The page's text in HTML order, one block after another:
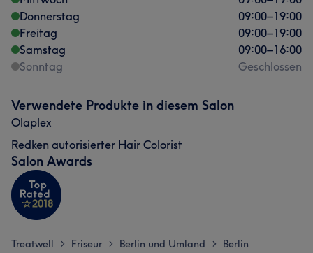
Donnerstag
09:00–19:00
Freitag
09:00–19:00
Samstag
09:00–16:00
Sonntag
Geschlossen
Verwendete Produkte in diesem Salon
Olaplex
Redken autorisierter Hair Colorist
Salon Awards
Treatwell > Friseur > Berlin und Umland > Berlin